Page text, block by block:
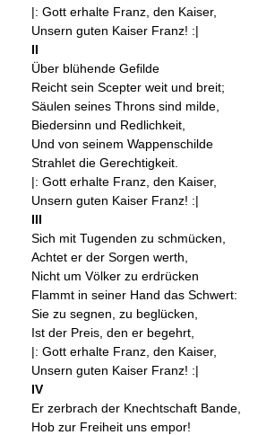
|: Gott erhalte Franz, den Kaiser,
Unsern guten Kaiser Franz! :|
II
Über blühende Gefilde
Reicht sein Scepter weit und breit;
Säulen seines Throns sind milde,
Biedersinn und Redlichkeit,
Und von seinem Wappenschilde
Strahlet die Gerechtigkeit.
|: Gott erhalte Franz, den Kaiser,
Unsern guten Kaiser Franz! :|
III
Sich mit Tugenden zu schmücken,
Achtet er der Sorgen werth,
Nicht um Völker zu erdrücken
Flammt in seiner Hand das Schwert:
Sie zu segnen, zu beglücken,
Ist der Preis, den er begehrt,
|: Gott erhalte Franz, den Kaiser,
Unsern guten Kaiser Franz! :|
IV
Er zerbrach der Knechtschaft Bande,
Hob zur Freiheit uns empor!